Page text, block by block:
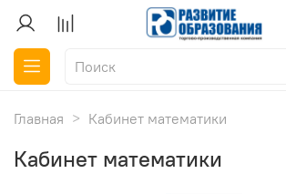
Главная Кабинет математики
Кабинет математики